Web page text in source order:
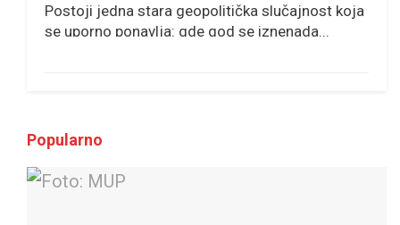
Postoji jedna stara geopolitička slučajnost koja
se uporno ponavlja: gde god se iznenada...
Popularno